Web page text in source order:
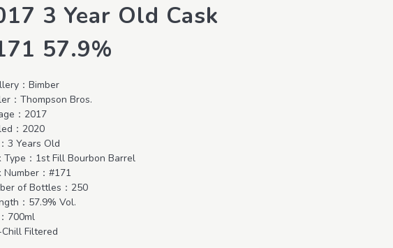
3 Year Old Cask
57.9%
：Bimber
：Thompson Bros.
：2017
：2020
3 Years Old
Type：1st Fill Bourbon Barrel
Number：#171
of Bottles：250
：57.9% Vol.
700ml
Filtered